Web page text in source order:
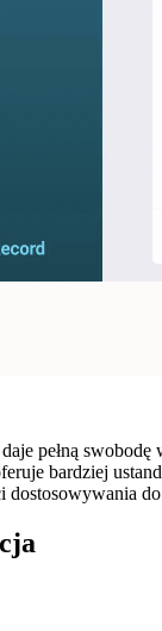
pełną
bardziej
dostosowywania